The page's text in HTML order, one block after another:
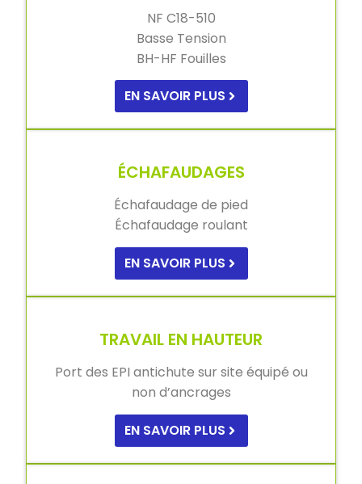
NF C18-510
Basse Tension
BH-HF Fouilles
EN SAVOIR PLUS
ÉCHAFAUDAGES
Échafaudage de pied
Échafaudage roulant
EN SAVOIR PLUS
TRAVAIL EN HAUTEUR
Port des EPI antichute sur site équipé ou
non d’ancrages
EN SAVOIR PLUS